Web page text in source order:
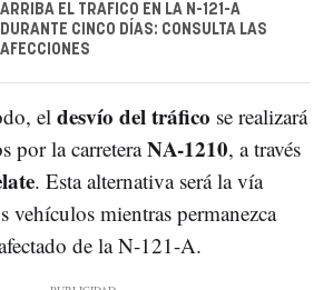
ARRIBA EL TRÁFICO EN LA N-121-A
DURANTE CINCO DÍAS: CONSULTA LAS
AFECCIONES
el desvío del tráfico se realizará
por la carreteraNA-1210, a través
. Esta alternativa será la vía
vehículos mientras permanezca
de la N-121-A.